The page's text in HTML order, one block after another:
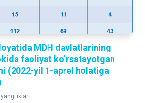
MDH davlatlarining
faoliyat ko‘rsatayotgan
(2022-yil 1-aprel holatiga
yangiliklar